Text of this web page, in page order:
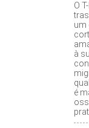
O
um
à
é